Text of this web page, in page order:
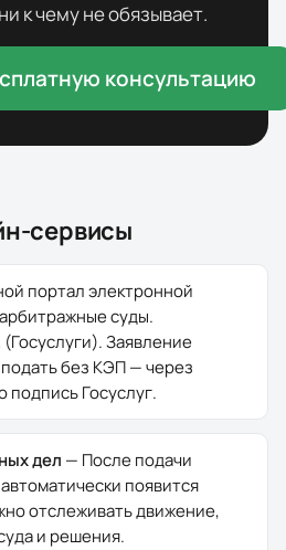
к чему не обязывает.
консультацию
сервисы
портал электронной
суды.
Заявление
без КЭП — через
Госуслуг.
дел — После подачи
появится
отслеживать движение,
и решения.